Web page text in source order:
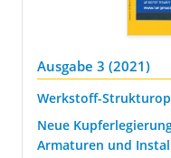
Ausgabe 3 (2021)
Werkstoff-
Neue
Armaturen und